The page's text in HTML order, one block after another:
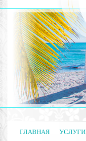
ГЛАВНАЯ УСЛУГИ